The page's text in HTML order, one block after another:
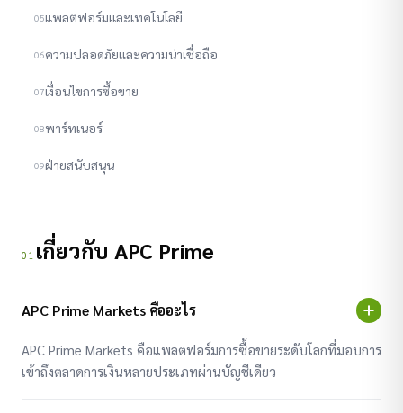
05แพลตฟอร์มและเทคโนโลยี
06ความปลอดภัยและความน่าเชื่อถือ
07เงื่อนไขการซื้อขาย
08พาร์ทเนอร์
09ฝ่ายสนับสนุน
01 เกี่ยวกับ APC Prime
APC Prime Markets คืออะไร
APC Prime Markets คือแพลตฟอร์มการซื้อขายระดับโลกที่มอบการ
เข้าถึงตลาดการเงินหลายประเภทผ่านบัญชีเดียว